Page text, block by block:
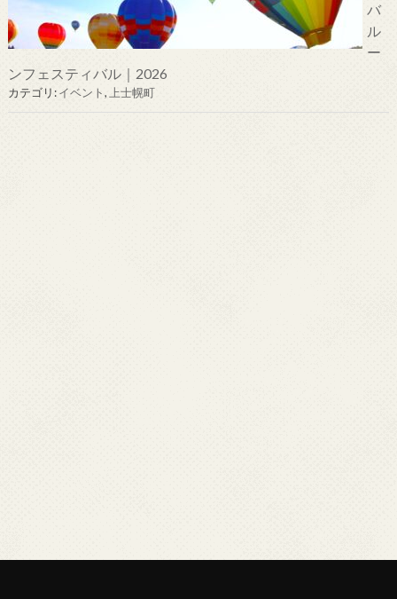
バ
ル
ー
ンフェスティバル｜2026
カテゴリ:イベント, 上士幌町